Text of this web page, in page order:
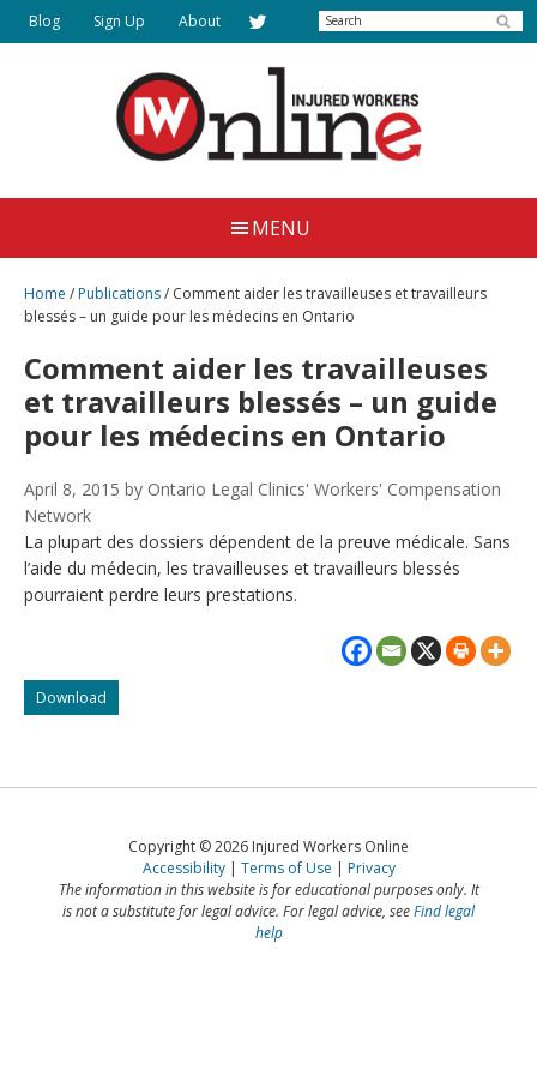
Skip
to
Injured
Workers
Online
Together
Justice
Blog Sign Up About Search
MENU
Home /Publications/ Comment aider les travailleuses et travailleurs
blessés – un guide pour les médecins en Ontario
Comment aider les travailleuses
et travailleurs blessés – un guide
pour les médecins en Ontario
April 8, 2015 by Ontario Legal Clinics' Workers' Compensation
Network
La plupart des dossiers dépendent de la preuve médicale. Sans
l’aide du médecin, les travailleuses et travailleurs blessés
pourraient perdre leurs prestations.
Download
aider
et
guide
Copyright © 2026 Injured Workers Online
Accessibility
Terms of Use
Privacy
The information in this website is for educational purposes only. It
is not a substitute for legal advice. For legal advice, seeFind legal
help